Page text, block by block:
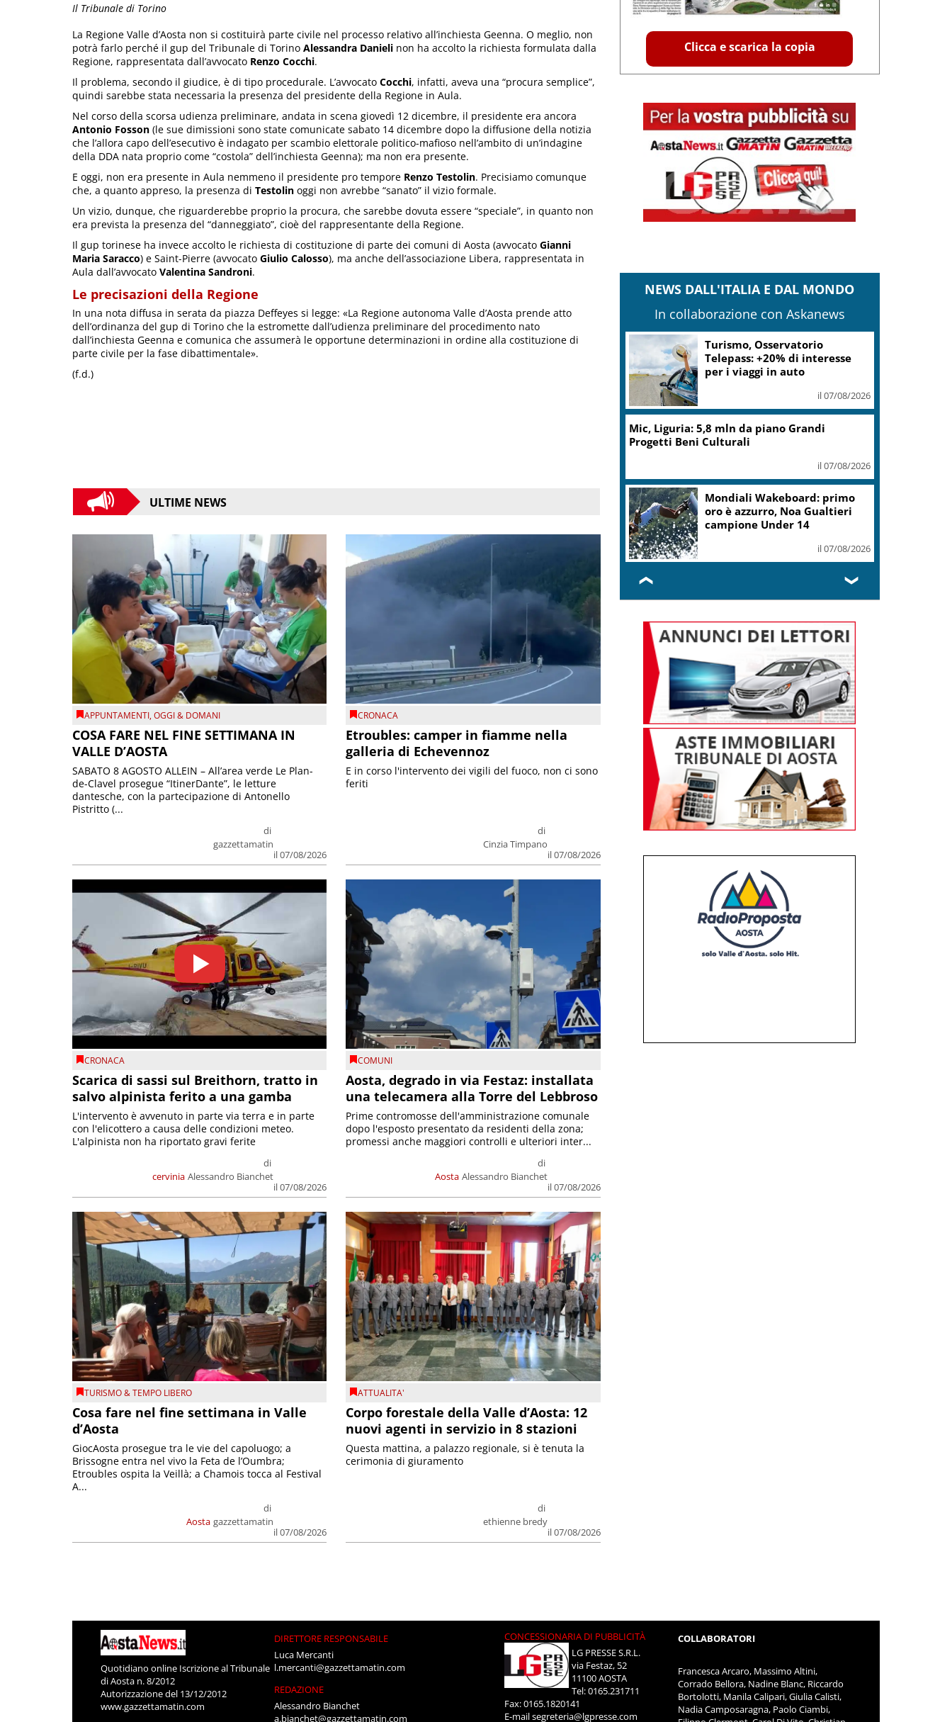
Il Tribunale di Torino
La Regione Valle d’Aosta non si costituirà parte civile nel processo relativo all’inchiesta Geenna. O meglio, non
potrà farlo perché il gup del Tribunale di Torino Alessandra Danieli non ha accolto la richiesta formulata dalla
Regione, rappresentata dall’avvocato Renzo Cocchi.
Il problema, secondo il giudice, è di tipo procedurale. L’avvocato Cocchi, infatti, aveva una “procura semplice”,
quindi sarebbe stata necessaria la presenza del presidente della Regione in Aula.
Nel corso della scorsa udienza preliminare, andata in scena giovedì 12 dicembre, il presidente era ancora
Antonio Fosson (le sue dimissioni sono state comunicate sabato 14 dicembre dopo la diffusione della notizia
che l’allora capo dell’esecutivo è indagato per scambio elettorale politico-mafioso nell’ambito di un’indagine
della DDA nata proprio come “costola” dell’inchiesta Geenna); ma non era presente.
E oggi, non era presente in Aula nemmeno il presidente pro tempore Renzo Testolin. Precisiamo comunque
che, a quanto appreso, la presenza di Testolin oggi non avrebbe “sanato” il vizio formale.
Un vizio, dunque, che riguarderebbe proprio la procura, che sarebbe dovuta essere “speciale”, in quanto non
era prevista la presenza del “danneggiato”, cioè del rappresentante della Regione.
Il gup torinese ha invece accolto le richiesta di costituzione di parte dei comuni di Aosta (avvocato Gianni
Maria Saracco) e Saint-Pierre (avvocato Giulio Calosso), ma anche dell’associazione Libera, rappresentata in
Aula dall’avvocato Valentina Sandroni.
Le precisazioni della Regione
In una nota diffusa in serata da piazza Deffeyes si legge: «La Regione autonoma Valle d’Aosta prende atto
dell’ordinanza del gup di Torino che la estromette dall’udienza preliminare del procedimento nato
dall’inchiesta Geenna e comunica che assumerà le opportune determinazioni in ordine alla costituzione di
parte civile per la fase dibattimentale».
(f.d.)
ULTIME NEWS
APPUNTAMENTI,OGGI & DOMANI
COSA FARE NEL FINE SETTIMANA IN
VALLE D’AOSTA
di
gazzettamatin
il 07/08/2026
SABATO 8 AGOSTO ALLEIN – All’area verde Le Plan-
de-Clavel prosegue “ItinerDante”, le letture
dantesche, con la partecipazione di Antonello
Pistritto (...
CRONACA
Etroubles: camper in fiamme nella
galleria di Echevennoz
di
Cinzia Timpano
il 07/08/2026
E in corso l'intervento dei vigili del fuoco, non ci sono
feriti
CRONACA
Scarica di sassi sul Breithorn, tratto in
salvo alpinista ferito a una gamba
cervinia
di
Alessandro Bianchet
il 07/08/2026
L'intervento è avvenuto in parte via terra e in parte
con l'elicottero a causa delle condizioni meteo.
L'alpinista non ha riportato gravi ferite
COMUNI
Aosta, degrado in via Festaz: installata
una telecamera alla Torre del Lebbroso
Aosta
di
Alessandro Bianchet
il 07/08/2026
Prime contromosse dell'amministrazione comunale
dopo l'esposto presentato da residenti della zona;
promessi anche maggiori controlli e ulteriori inter...
TURISMO & TEMPO LIBERO
Cosa fare nel fine settimana in Valle
d’Aosta
Aosta
di
gazzettamatin
il 07/08/2026
GiocAosta prosegue tra le vie del capoluogo; a
Brissogne entra nel vivo la Feta de l’Oumbra;
Etroubles ospita la Veillà; a Chamois tocca al Festival
A...
ATTUALITA'
Corpo forestale della Valle d’Aosta: 12
nuovi agenti in servizio in 8 stazioni
di
ethienne bredy
il 07/08/2026
Questa mattina, a palazzo regionale, si è tenuta la
cerimonia di giuramento
Clicca e scarica la copia
NEWS DALL'ITALIA E DAL MONDO
In collaborazione con Askanews
Marcinelle, Manildo: tragedia che richiama
garanzia sicurezza
Province, Braidotti (Pd): per Friuli continua
la presa in giro
il 07/08/2026
R.Fvg, Lenarduzzi (Pd): svolta immediata
contro declino
❮ ❯
Quotidiano online Iscrizione al Tribunale
di Aosta n. 8/2012
Autorizzazione del 13/12/2012
www.gazzettamatin.com
DIRETTORE RESPONSABILE
Luca Mercanti
l.mercanti@gazzettamatin.com
REDAZIONE
Alessandro Bianchet
a.bianchet@gazzettamatin.com
CONCESSIONARIA DI PUBBLICITÀ
LG PRESSE S.R.L.
via Festaz, 52
11100 AOSTA
Tel: 0165.231711
Fax: 0165.1820141
E-mailsegreteria@lgpresse.com
COLLABORATORI
Francesca Arcaro, Massimo Altini,
Corrado Bellora, Nadine Blanc, Riccardo
Bortolotti, Manila Calipari, Giulia Calisti,
Nadia Camposaragna, Paolo Ciambi,